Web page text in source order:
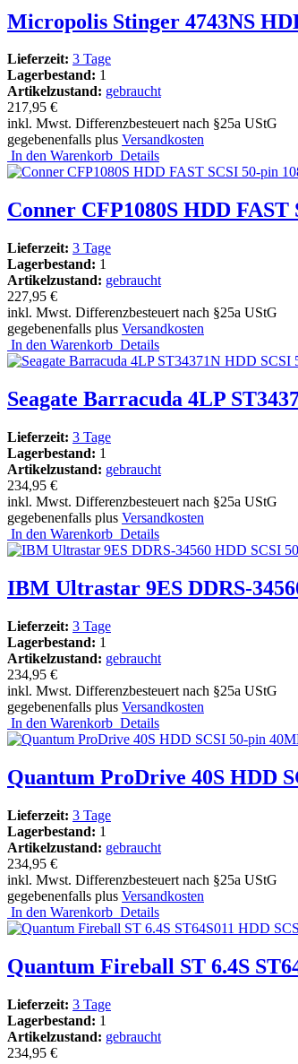
Micropolis Stinger 4743NS
Lieferzeit: 3 Tage
Lagerbestand: 1
Artikelzustand: gebraucht
217,95 €
inkl. Mwst. Differenzbesteuert nach §25a UStG
gegebenenfalls plus Versandkosten
In den Warenkorb Details
Conner CFP1080S HDD
Lieferzeit: 3 Tage
Lagerbestand: 1
Artikelzustand: gebraucht
227,95 €
inkl. Mwst. Differenzbesteuert nach §25a UStG
gegebenenfalls plus Versandkosten
In den Warenkorb Details
Seagate Barracuda 4LP
Lieferzeit: 3 Tage
Lagerbestand: 1
Artikelzustand: gebraucht
234,95 €
inkl. Mwst. Differenzbesteuert nach §25a UStG
gegebenenfalls plus Versandkosten
In den Warenkorb Details
IBM Ultrastar 9ES DDRS-
Lieferzeit: 3 Tage
Lagerbestand: 1
Artikelzustand: gebraucht
234,95 €
inkl. Mwst. Differenzbesteuert nach §25a UStG
gegebenenfalls plus Versandkosten
In den Warenkorb Details
Quantum ProDrive 40S HDD
Lieferzeit: 3 Tage
Lagerbestand: 1
Artikelzustand: gebraucht
234,95 €
inkl. Mwst. Differenzbesteuert nach §25a UStG
gegebenenfalls plus Versandkosten
In den Warenkorb Details
Quantum Fireball ST 6.4S
Lieferzeit: 3 Tage
Lagerbestand: 1
Artikelzustand: gebraucht
234,95 €